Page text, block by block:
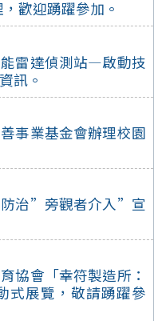
歡迎踴躍參加。
雷達偵測站—啟動技
訊。
事業基金會辦理校園
防治”旁觀者介入”宣
協會「幸符製造所：
式展覽，敬請踴躍參